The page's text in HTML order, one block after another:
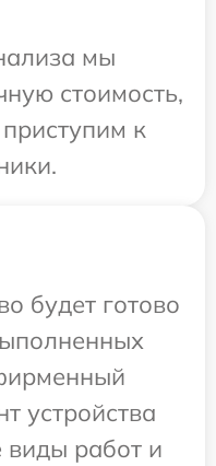
мы
стоимость,
к
будет готово
устройства
виды работ и